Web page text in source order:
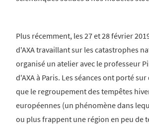
Plus récemment, les 27 et 28 février
d'AXA travaillant sur les catastrophes
organisé un atelier avec le professeur
d'AXA à Paris. Les séances ont porté
que le regroupement des tempêtes
européennes (un phénomène dans
ou plus frappent une région en peu de